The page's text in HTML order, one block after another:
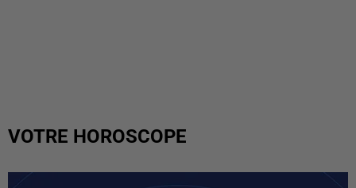
VOTRE HOROSCOPE